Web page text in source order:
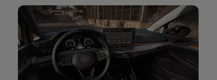
Kundeninformationen
Volkswagen Kundenbetreuung
Warn- und Kontrollleuchten
Assistenzsysteme
Digitale Betriebsanleitung
Live Beratung
Magazin
Lifestyle
Transport